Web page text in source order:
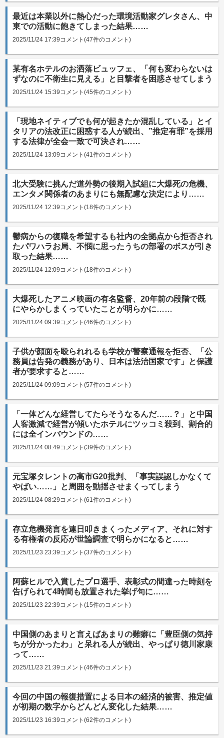
最近は本業以外に熱心だった環境活動家グレタさん、中
東での活動に飽きてしまった結果……
2025/11/24 17:39コメント(47件のコメント)
某有名ホテルのお洒落ビュッフェ、「何も変わらないは
ずなのに不衛生に見える」と目撃者を困惑させてしまう
2025/11/24 15:39コメント(45件のコメント)
「現地ネイティブでも何が起きたか混乱している」とイ
タリアの法改正に困惑する人が続出、”推定有罪”を採用
する法律が全会一致で可決され……
2025/11/24 13:09コメント(41件のコメント)
北大受験に挑んだ道外勢の後期入試組に大爆死の危機、
エンタメ関係者のあまりにも無配慮な決定により……
2025/11/24 12:39コメント(18件のコメント)
鬱病からの復職を希望するも社内の全拠点から拒否され
たパワハラお局、不憫に思ったうちの部署のボスが引き
取った結果……
2025/11/24 12:09コメント(18件のコメント)
大爆死したアニメ映画の有名監督、20年前の段階で既
にやらかしまくっていたことが明らかに……
2025/11/24 09:39コメント(46件のコメント)
子供が顔面を殴られれるも学校が警察通報を拒否、「公
務員は告発の義務があり、日本は法治国家です」と保護
者が要求すると……
2025/11/24 09:09コメント(57件のコメント)
「一体どんな経営してたらそうなるんだ……？」と中国
人客激減で経営が傾いたホテルにツッコミ殺到、割合的
には全インバウンドの……
2025/11/24 08:49コメント(39件のコメント)
元宝塚タレントの高市G20批判、「事実誤認しかなくて
やばい……」と周囲を動揺させまくってしまう
2025/11/24 08:29コメント(61件のコメント)
存立危機発言を連日叩きまくったメディア、それに対す
る有権者の反応が世論調査で明らかになると……
2025/11/23 23:39コメント(37件のコメント)
阿蘇ヒルで入賞したプロ選手、表彰式の間違った時刻を
告げられて4時間も放置された挙げ句に……
2025/11/23 22:39コメント(15件のコメント)
中国側のあまりと言えばあまりの難癖に「豊臣側の気持
ちが分かったわ」と呆れる人が続出、やっぱり徳川家康
って……
2025/11/23 21:39コメント(46件のコメント)
今回の中国の報復措置による日本の経済的被害、推定値
が初期の数字からどんどん変化した結果……
2025/11/23 16:39コメント(62件のコメント)